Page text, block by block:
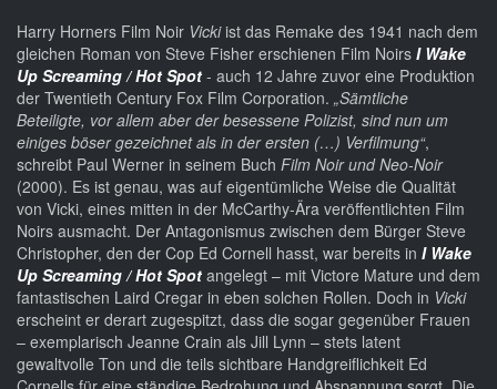
Harry Horners Film Noir Vickiist das Remake des 1941 nach dem
gleichen Roman von Steve Fisher erschienen Film Noirs I Wake
Up Screaming / Hot Spot - auch 12 Jahre zuvor eine Produktion
der Twentieth Century Fox Film Corporation. „Sämtliche
Beteiligte, vor allem aber der besessene Polizist, sind nun um
einiges böser gezeichnet als in der ersten (…) Verfilmung“,
schreibt Paul Werner in seinem Buch Film Noir und Neo-Noir
(2000). Es ist genau, was auf eigentümliche Weise die Qualität
von Vicki, eines mitten in der McCarthy-Ära veröffentlichten Film
Noirs ausmacht. Der Antagonismus zwischen dem Bürger Steve
Christopher, den der Cop Ed Cornell hasst, war bereits in I Wake
Up Screaming / Hot Spot angelegt – mit Victore Mature und dem
fantastischen Laird Cregar in eben solchen Rollen. Doch in Vicki
erscheint er derart zugespitzt, dass die sogar gegenüber Frauen
– exemplarisch Jeanne Crain als Jill Lynn – stets latent
gewaltvolle Ton und die teils sichtbare Handgreiflichkeit Ed